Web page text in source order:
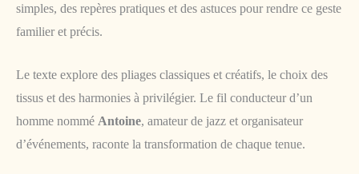
simples, des repères pratiques et des astuces pour rendre ce geste
familier et précis.
Le texte explore des pliages classiques et créatifs, le choix des
tissus et des harmonies à privilégier. Le fil conducteur d’un
homme nommé Antoine, amateur de jazz et organisateur
d’événements, raconte la transformation de chaque tenue.